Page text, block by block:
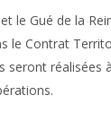
le Gué de la
le Contrat
seront réalisées